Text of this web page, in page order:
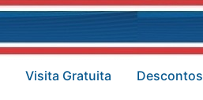
Visita Gratuita Descontos